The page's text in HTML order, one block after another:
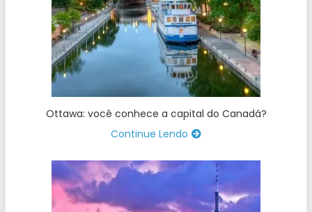
Ottawa: você conhece a capital do Canadá?
Continue Lendo